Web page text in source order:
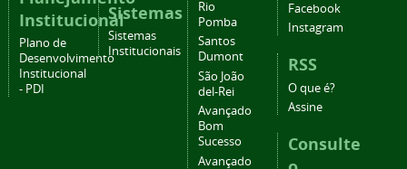
Institucional
Plano de
Desenvolvimento
Institucional
- PDI
Sistemas
Sistemas
Institucionais
Rio
Pomba
Santos
Dumont
São João
del-Rei
Avançado
Bom
Sucesso
Avançado
Facebook
Instagram
RSS
O que é?
Assine
Consulte